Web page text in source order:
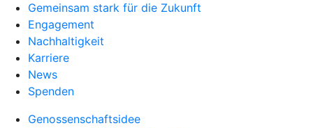
Gemeinsam stark für die Zukunft
Engagement
Nachhaltigkeit
Karriere
News
Spenden
Genossenschaftsidee